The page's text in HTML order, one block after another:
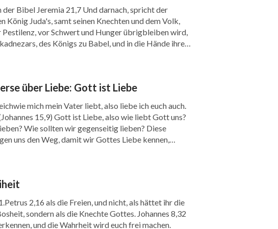
jedoch den Mächten des Bösen
unterwürfig und schmeichelnd.
brechen böse Mächte aus, und es
Bd. 2, Gott kennen: Gott Selbst, der Einzigartige II
Rücken wütend wird, jeder verfolgt
Zweck. Vielleicht bauen sie ihr
Interessen, wahren den Anschein
dass sie in Wut geraten, ohne
des Menschen rührt von seiner
verfolgt, er geht auf das Fleisch und die
der Bibel Jeremia 21,7 Und darnach, spricht der
König Juda's, samt seinen Knechten und dem Volk,
Pestilenz, vor Schwert und Hunger übrigbleiben wird,
des Königs zu Babel, und in die Hände ihrer
über Liebe: Gott ist Liebe
mich mein Vater liebt, also liebe ich euch auch.
15,9) Gott ist Liebe, also wie liebt Gott uns?
Wie sollten wir gegenseitig lieben? Diese
uns den Weg, damit wir Gottes Liebe kennen,
2,16 als die Freien, und nicht, als hättet ihr die
sondern als die Knechte Gottes. Johannes 8,32
und die Wahrheit wird euch frei machen.